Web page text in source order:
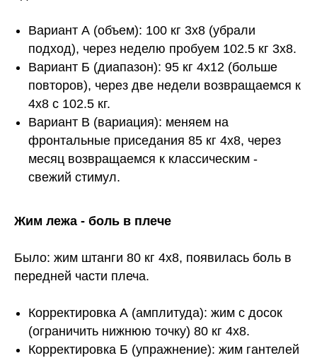
Вариант А (объем): 100 кг 3х8 (убрали
подход), через неделю пробуем 102.5 кг 3х8.
Вариант Б (диапазон): 95 кг 4х12 (больше
повторов), через две недели возвращаемся к
4х8 с 102.5 кг.
Вариант В (вариация): меняем на
фронтальные приседания 85 кг 4х8, через
месяц возвращаемся к классическим -
свежий стимул.
Жим лежа - боль в плече
Было: жим штанги 80 кг 4х8, появилась боль в
передней части плеча.
Корректировка А (амплитуда): жим с досок
(ограничить нижнюю точку) 80 кг 4х8.
Корректировка Б (упражнение): жим гантелей